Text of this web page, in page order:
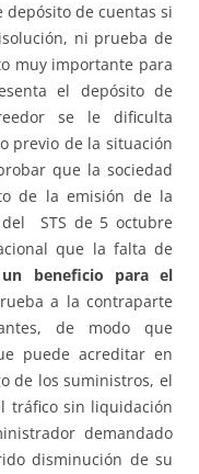
depósito de cuentas si
ni prueba de
muy importante para
el depósito de
se le dificulta
previo de la situación
que la sociedad
de la emisión de la
STS de 5 octubre
que la falta de
beneficio para el
a la contraparte
de modo que
puede acreditar en
de los suministros, el
tráfico sin liquidación
demandado
disminución de su